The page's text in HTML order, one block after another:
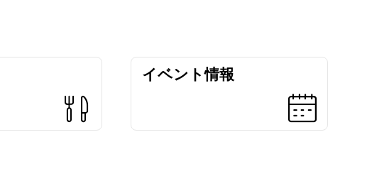
イベント情報